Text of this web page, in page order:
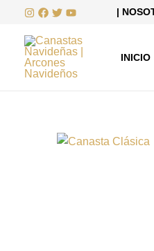
contenido
|
INICIO